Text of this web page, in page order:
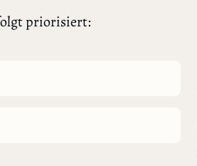
priorisiert: